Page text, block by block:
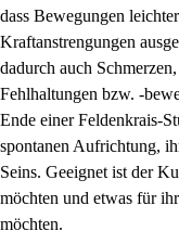
dass Bewegungen
Kraftanstrengungen
dadurch auch
Fehlhaltungen bzw. -
Ende einer Feldenkrais-
spontanen Aufrichtung,
Seins. Geeignet ist der
möchten und etwas für
möchten.